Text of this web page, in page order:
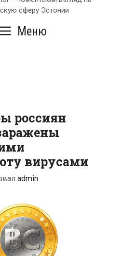
сферу Эстонии
Меню
россиян
вирусами
admin